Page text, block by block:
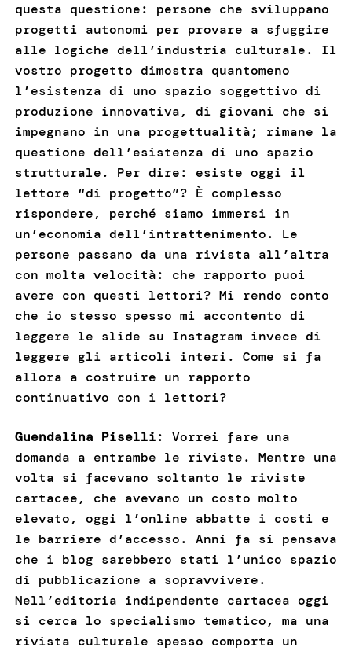
questa questione: persone che sviluppano
progetti autonomi per provare a sfuggire
alle logiche dell’industria culturale. Il
vostro progetto dimostra quantomeno
l’esistenza di uno spazio soggettivo di
produzione innovativa, di giovani che si
impegnano in una progettualità; rimane la
questione dell’esistenza di uno spazio
strutturale. Per dire: esiste oggi il
lettore “di progetto”? È complesso
rispondere, perché siamo immersi in
un’economia dell’intrattenimento. Le
persone passano da una rivista all’altra
con molta velocità: che rapporto puoi
avere con questi lettori? Mi rendo conto
che io stesso spesso mi accontento di
leggere le slide su Instagram invece di
leggere gli articoli interi. Come si fa
allora a costruire un rapporto
continuativo con i lettori?
Guendalina Piselli: Vorrei fare una
domanda a entrambe le riviste. Mentre una
volta si facevano soltanto le riviste
cartacee, che avevano un costo molto
elevato, oggi l’online abbatte i costi e
le barriere d’accesso. Anni fa si pensava
che i blog sarebbero stati l’unico spazio
di pubblicazione a sopravvivere.
Nell’editoria indipendente cartacea oggi
si cerca lo specialismo tematico, ma una
rivista culturale spesso comporta un